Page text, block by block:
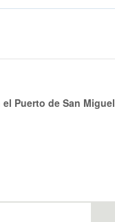
Puerto de San Miguel